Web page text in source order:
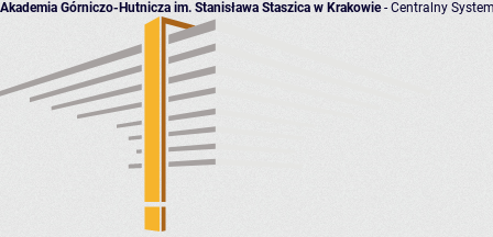
Akademia Górniczo-Hutnicza im. Stanisława Staszica w Krakowie- Centralny